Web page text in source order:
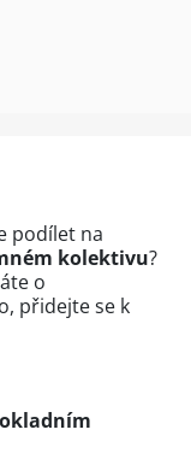
podílet na
kolektivu?
o
přidejte se k